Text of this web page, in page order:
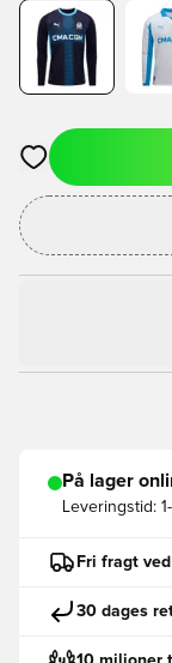
Åbner en Modal
På lager
Leveringstid:
Fri fragt
30 dages